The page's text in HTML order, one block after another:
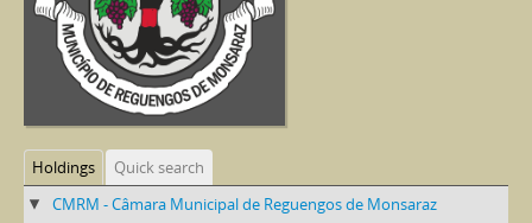
Holdings
Quick search
CMRM - Câmara Municipal de Reguengos de Monsaraz